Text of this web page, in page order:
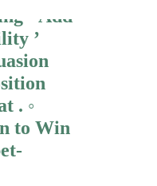
‘ Add
’
. ◦
to Win